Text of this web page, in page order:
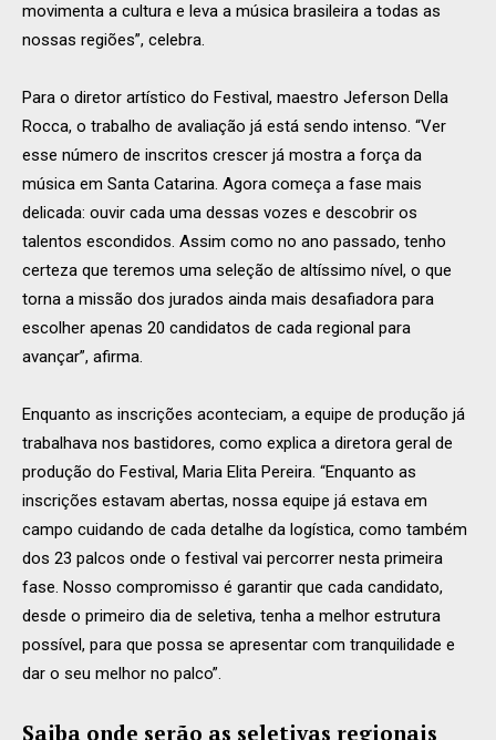
movimenta a cultura e leva a música brasileira a todas as
nossas regiões”, celebra.
Para o diretor artístico do Festival, maestro Jeferson Della
Rocca, o trabalho de avaliação já está sendo intenso. “Ver
esse número de inscritos crescer já mostra a força da
música em Santa Catarina. Agora começa a fase mais
delicada: ouvir cada uma dessas vozes e descobrir os
talentos escondidos. Assim como no ano passado, tenho
certeza que teremos uma seleção de altíssimo nível, o que
torna a missão dos jurados ainda mais desafiadora para
escolher apenas 20 candidatos de cada regional para
avançar”, afirma.
Enquanto as inscrições aconteciam, a equipe de produção já
trabalhava nos bastidores, como explica a diretora geral de
produção do Festival, Maria Elita Pereira. “Enquanto as
inscrições estavam abertas, nossa equipe já estava em
campo cuidando de cada detalhe da logística, como também
dos 23 palcos onde o festival vai percorrer nesta primeira
fase. Nosso compromisso é garantir que cada candidato,
desde o primeiro dia de seletiva, tenha a melhor estrutura
possível, para que possa se apresentar com tranquilidade e
dar o seu melhor no palco”.
Saiba onde serão as seletivas regionais